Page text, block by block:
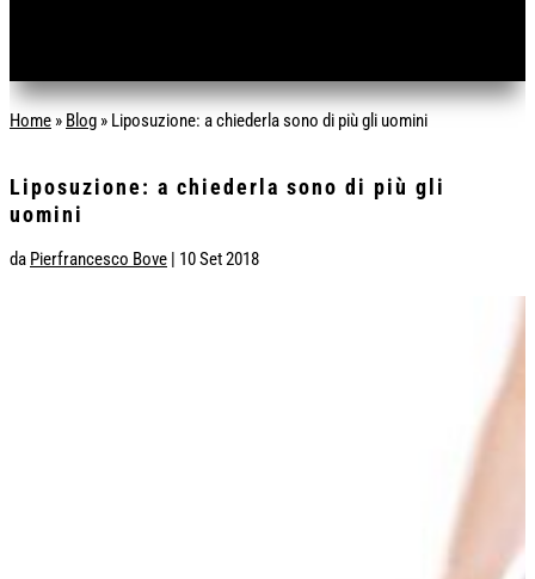
Home » Blog » Liposuzione: a chiederla sono di più gli uomini
Liposuzione: a chiederla sono di più gli
uomini
da Pierfrancesco Bove | 10 Set 2018